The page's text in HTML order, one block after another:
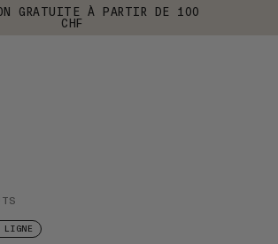
GRATUITE À PARTIR DE 100
CHF
LIGNE